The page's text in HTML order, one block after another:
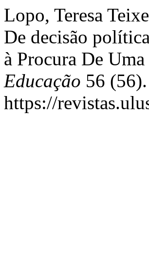
Lopo, Teresa
De decisão
à Procura De
Educação 56 (56).
https://